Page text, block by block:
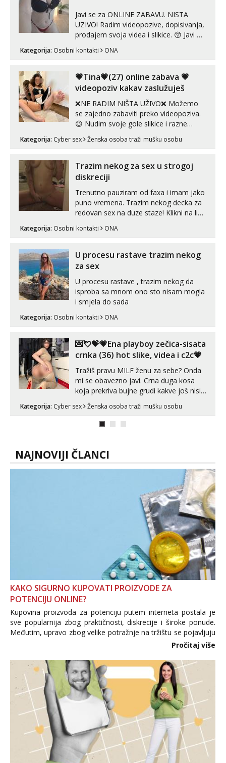
Javi se za ONLINE ZABAVU. NISTA
UZIVO! Radim videopozive, dopisivanja,
prodajem svoja videa i slikice. 😚 Javi mi
Telegram. +385 91 723 0045
Kategorija: Osobni kontakti ONA
💗Tina💗(27) online zabava 💗
videopoziv kakav zaslužuješ
❌NE RADIM NIŠTA UŽIVO❌ Možemo
se zajedno zabaviti preko videopoziva.
😉 Nudim svoje gole slikice i razne
videouradke. 🤩 Za online zabavu pošalji
poruku na Whatsapp, Telegram ili Viber.
autentičnosti možeš me vidjeti na
videopozivu. 😉 S vama sam vec 5 ...
Kategorija: Cyber sex Ženska osoba traži mušku osobu
Trazim nekog za sex u strogoj
diskreciji
Trenutno pauziram od faxa i imam jako
puno vremena. Trazim nekog decka za
redovan sex na duze staze! Klikni na link
Kategorija: Osobni kontakti ONA
U procesu rastave trazim nekog
za sex
U procesu rastave , trazim nekog da
isproba sa mnom ono sto nisam mogla
i smjela do sada
Kategorija: Osobni kontakti ONA
💌💘💝💗Ena playboy zečica-sisata
crnka (36) hot slike, videa i c2c💗
Tražiš pravu MILF ženu za sebe? Onda
mi se obavezno javi. Crna duga kosa
koja prekriva bujne grudi kakve još nisi
vidio, čista ŠESTICA! A usne? O usnama
bolje da ni ne pričam. Prave pune usne
koje će ti se urezati u pamćenje, jer
Kategorija: Cyber sex Ženska osoba traži mušku osobu
NAJNOVIJI ČLANCI
KAKO SIGURNO KUPOVATI PROIZVODE ZA
POTENCIJU ONLINE?
Kupovina proizvoda za potenciju putem interneta postala je
sve popularnija zbog praktičnosti, diskrecije i široke ponude.
Međutim, upravo zbog velike potražnje na tržištu se pojavljuju
i brojni krivotvoreni proizvodi, nepouzdane internetske
Pročitaj više